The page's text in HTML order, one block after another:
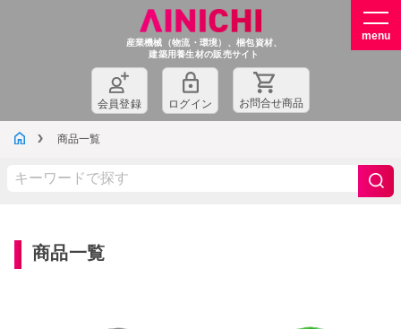
産業機械（物流・環境）、梱包資材、
建築用養生材の販売サイト
会員登録 ログイン お問合せ商品
商品一覧
商品一覧